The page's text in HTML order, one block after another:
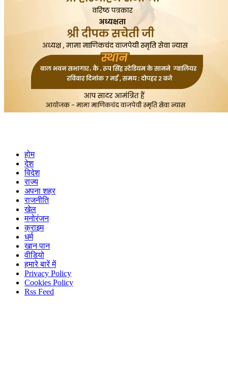
होम
देश
विदेश
राज्य
अपना शहर
राजनीति
खेल
मनोरंजन
क्राइम
धर्म
खान पान
वीडियो
हमारे बारें में
Privacy Policy
Cookies Policy
Rss Feed